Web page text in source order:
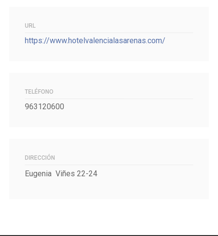
URL
https://www.hotelvalencialasarenas.com/
TELÉFONO
963120600
DIRECCIÓN
Eugenia Viñes 22-24